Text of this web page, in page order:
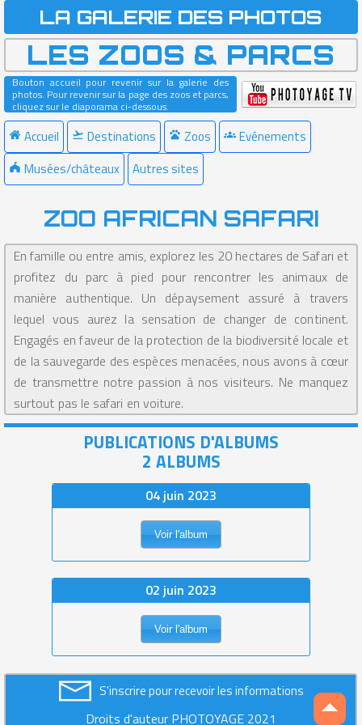
LA GALERIE DES PHOTOS
LES ZOOS & PARCS
Bouton accueil pour revenir sur la galerie des
photos. Pour revenir sur la page des zoos et parcs,
cliquez sur le diaporama ci-dessous.
Accueil Destinations Zoos
Evénements
Musées/châteaux
Autres sites
ZOO AFRICAN SAFARI
En famille ou entre amis, explorez les 20 hectares de Safari et
profitez du parc à pied pour rencontrer les animaux de
manière authentique. Un dépaysement assuré à travers
lequel vous aurez la sensation de changer de continent.
Engagés en faveur de la protection de la biodiversité locale et
de la sauvegarde des espèces menacées, nous avons à cœur
de transmettre notre passion à nos visiteurs. Ne manquez
surtout pas le safari en voiture.
PUBLICATIONS D'ALBUMS
2 ALBUMS
04 juin 2023
Voir l'album
02 juin 2023
Voir l'album
S'inscrire pour recevoir les informations
Droits d'auteur PHOTOYAGE 2021